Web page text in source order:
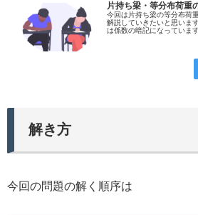
片持ち梁・等分布荷重
今回は片持ち梁の等分布荷
解説していきたいと思いま
は係数の暗記になっていま
解き方
今回の問題の解く順序は